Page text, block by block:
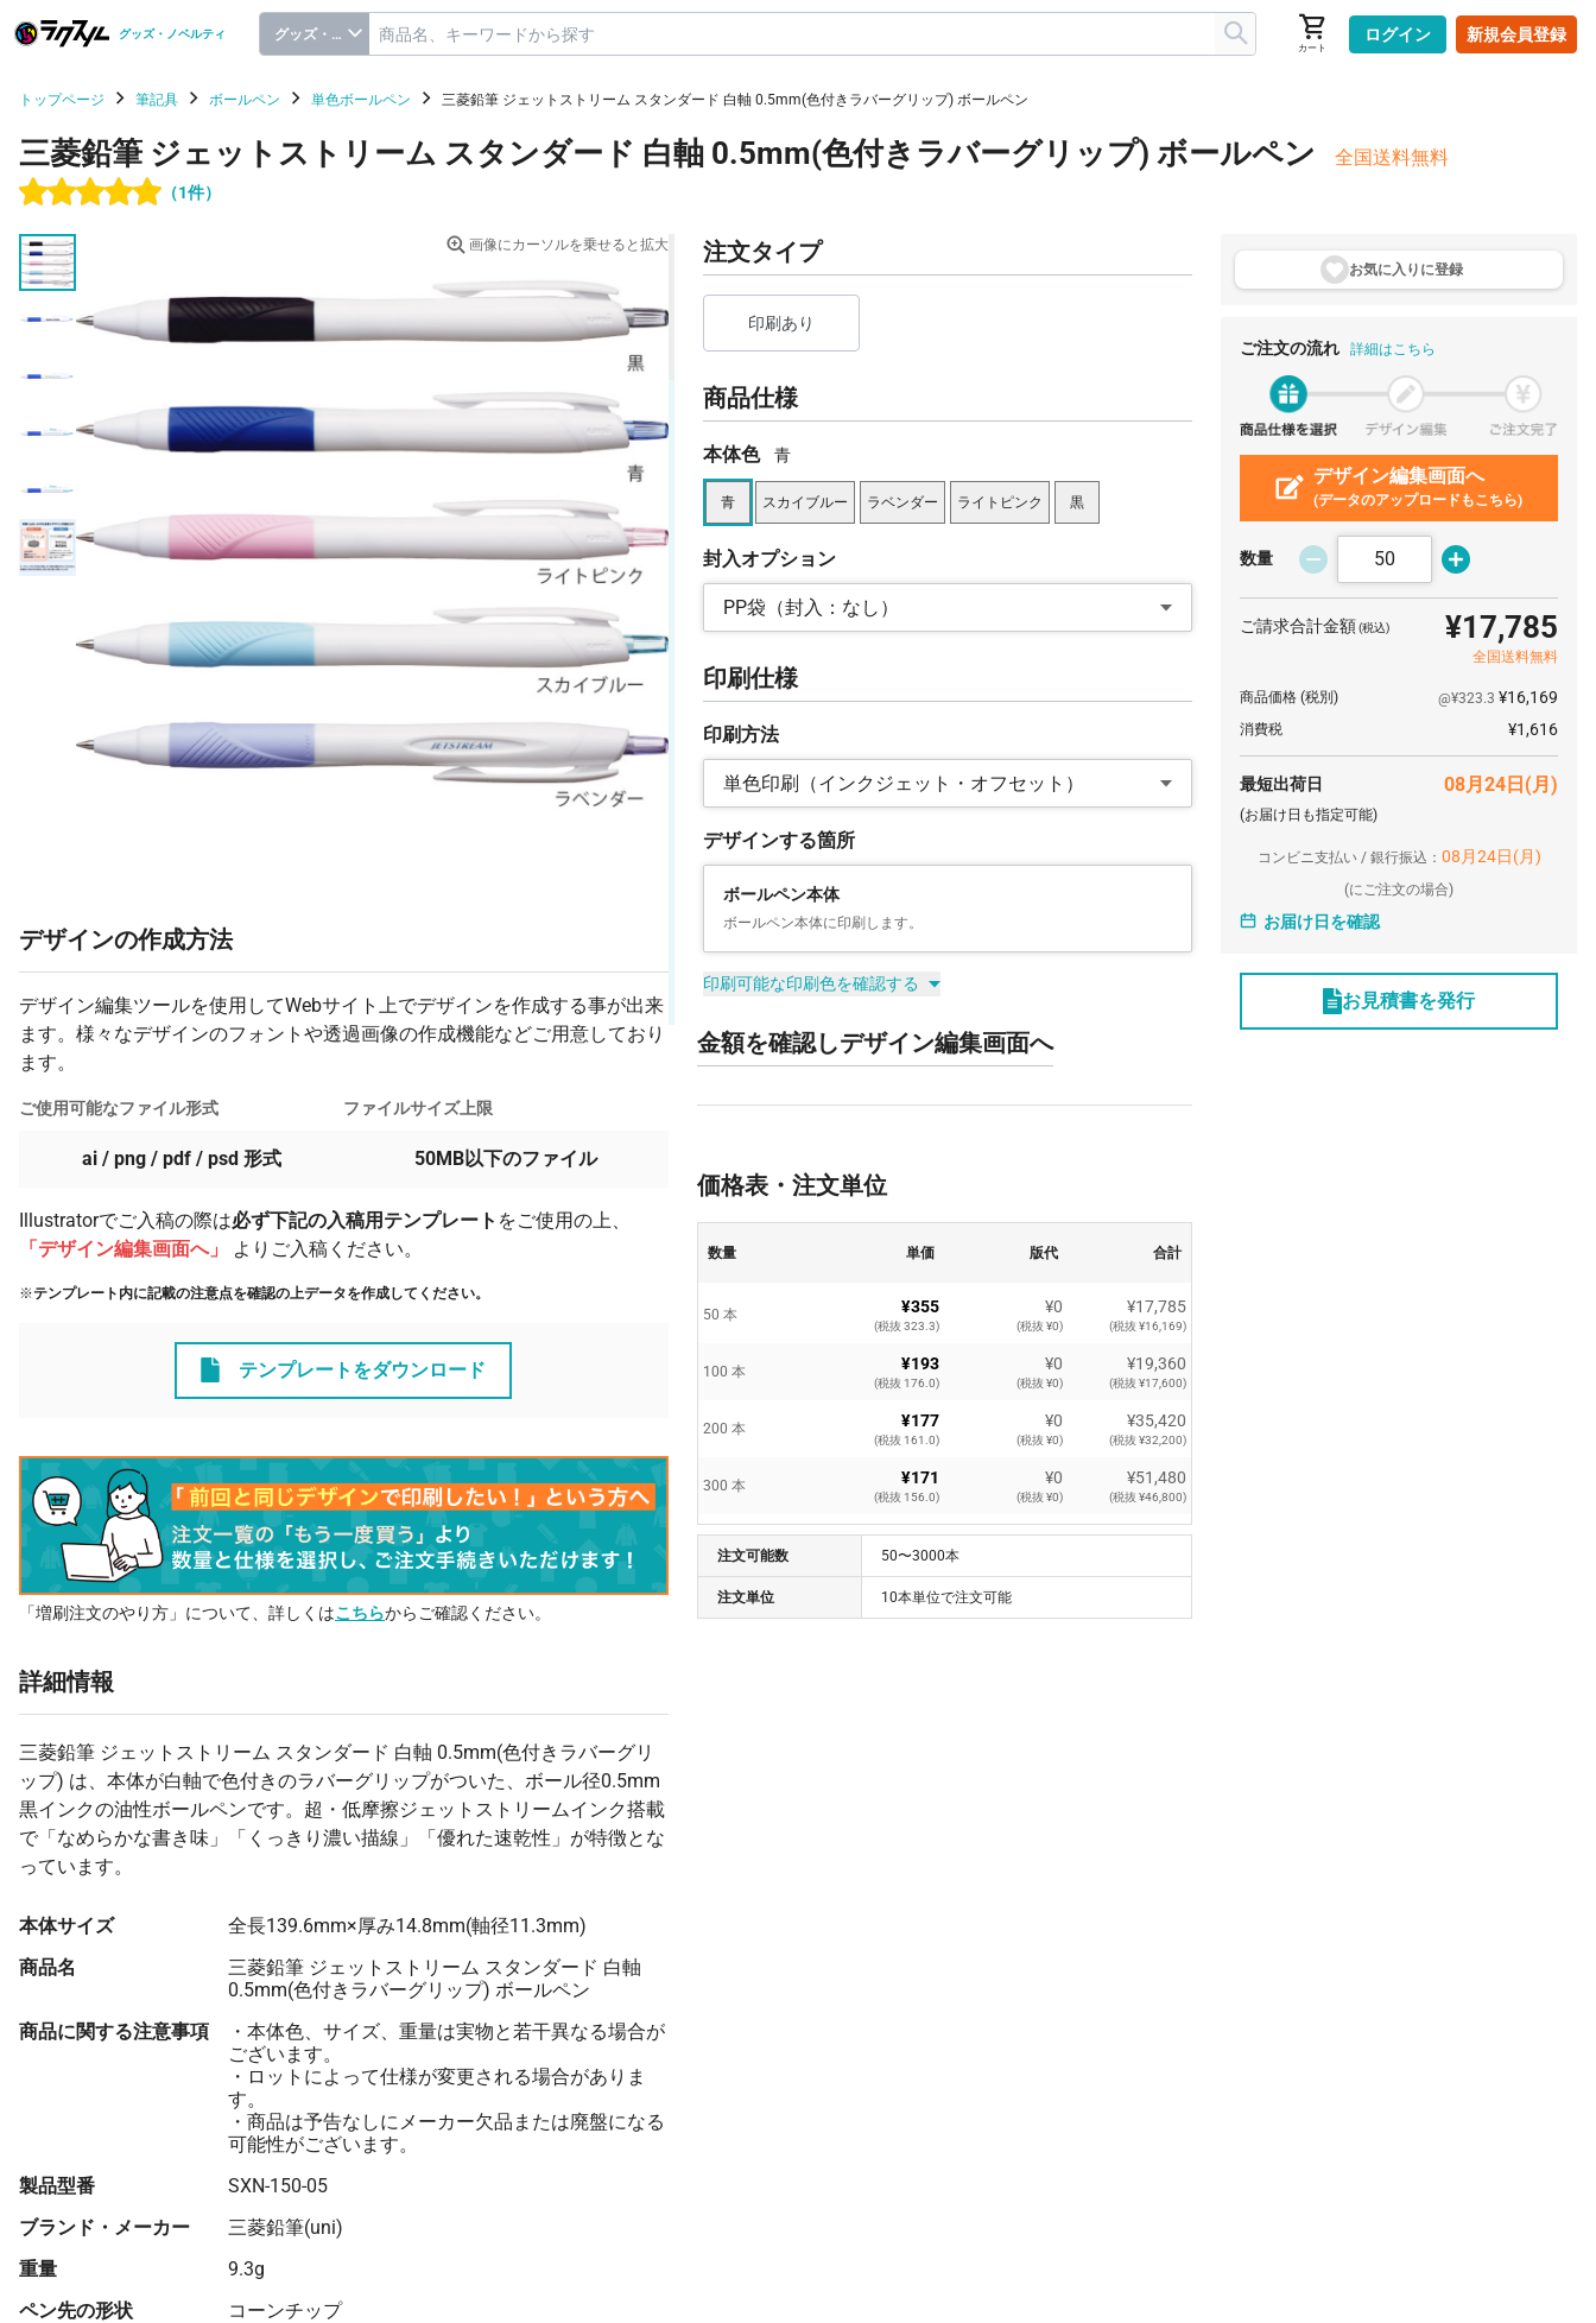
グッズ・ノベルティ グッズ・ノベルティ
カート
ログイン 新規会員登録
トップページ 筆記具 ボールペン 単色ボールペン 三菱鉛筆 ジェットストリーム スタンダード 白軸 0.5mm(色付きラバーグリップ) ボールペン
三菱鉛筆 ジェットストリーム スタンダード 白軸 0.5mm(色付きラバーグリップ) ボールペン 全国送料無料
（1件）
画像にカーソルを乗せると拡大
デザインの作成方法
デザイン編集ツールを使用してWebサイト上でデザインを作成する事が出来
ます。様々なデザインのフォントや透過画像の作成機能などご用意しており
ます。
ご使用可能なファイル形式
ai / png / pdf / psd 形式
ファイルサイズ上限
50MB以下のファイル
Illustratorでご入稿の際は必ず下記の入稿用テンプレート をご使用の上、
「デザイン編集画面へ」
よりご入稿ください。
※テンプレート内に記載の注意点を確認の上データを作成してください。
テンプレートをダウンロード
「増刷注文のやり方」について、詳しくはこちらからご確認ください。
詳細情報
三菱鉛筆 ジェットストリーム スタンダード 白軸 0.5mm(色付きラバーグリ
ップ) は、本体が白軸で色付きのラバーグリップがついた、ボール径0.5mm
黒インクの油性ボールペンです。超・低摩擦ジェットストリームインク搭載
で「なめらかな書き味」「くっきり濃い描線」「優れた速乾性」が特徴とな
っています。
本体サイズ
全長139.6mm×厚み14.8mm(軸径11.3mm)
商品名
三菱鉛筆 ジェットストリーム スタンダード 白軸
0.5mm(色付きラバーグリップ) ボールペン
商品に関する注意事項
・本体色、サイズ、重量は実物と若干異なる場合が
ございます。
・ロットによって仕様が変更される場合がありま
す。
・商品は予告なしにメーカー欠品または廃盤になる
可能性がございます。
製品型番
SXN-150-05
ブランド・メーカー
三菱鉛筆(uni)
重量
9.3g
ペン先の形状
コーンチップ
注文タイプ
印刷あり
商品仕様
本体色 青
青 スカイブルー ラベンダー ライトピンク 黒
封入オプション
PP袋（封入：なし）
印刷仕様
印刷方法
単色印刷（インクジェット・オフセット）
デザインする箇所
ボールペン本体
ボールペン本体に印刷します。
印刷可能な印刷色を確認する
金額を確認しデザイン編集画面へ
価格表・注文単位
数量 単価 版代 合計
50 本 ¥355
(税抜 323.3)
¥0
(税抜 ¥0)
¥17,785
(税抜 ¥16,169)
100 本 ¥193
(税抜 176.0)
¥0
(税抜 ¥0)
¥19,360
(税抜 ¥17,600)
200 本 ¥177
(税抜 161.0)
¥0
(税抜 ¥0)
¥35,420
(税抜 ¥32,200)
300 本 ¥171
(税抜 156.0)
¥0
(税抜 ¥0)
¥51,480
(税抜 ¥46,800)
¥163
(税抜 149.0)
¥0 ¥65,560
500 本 ¥161
注文可能数 50〜3000本
注文単位 10本単位で注文可能
お気に入りに登録
ご注文の流れ 詳細はこちら
デザイン編集画面へ
(データのアップロードもこちら)
数量
ご請求合計金額(税込) ¥17,785
全国送料無料
商品価格 (税別) @¥323.3 ¥16,169
消費税 ¥1,616
最短出荷日 08月24日(月)
(お届け日も指定可能)
コンビニ支払い / 銀行振込： 08月24日(月)
(にご注文の場合)
お届け日を確認
お見積書を発行